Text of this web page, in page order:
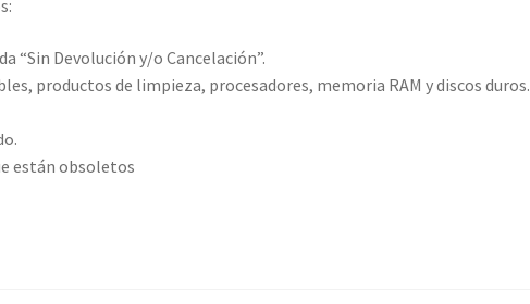
“Sin Devolución y/o Cancelación”.
productos de limpieza, procesadores, memoria RAM y discos duros.
están obsoletos